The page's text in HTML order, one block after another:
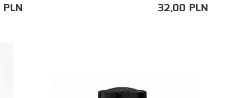
PLN 32,00 PLN